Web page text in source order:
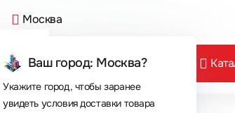
Москва
Ваш город: Москва?
Укажите город, чтобы заранее
увидеть условия доставки товара
Сегодня покупают